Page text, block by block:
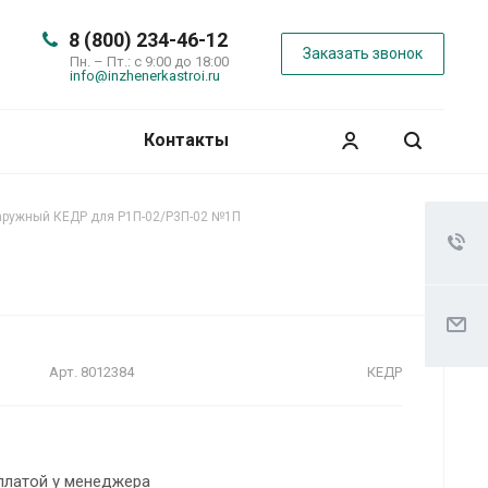
8 (800) 234-46-12
Пн. – Пт.: с 9:00 до 18:00
info@inzhenerkastroi.ru
Заказать звонок
Контакты
КЕДР для Р1П-02/Р3П-02 №1П
Арт. 8012384 КЕДР
у менеджера